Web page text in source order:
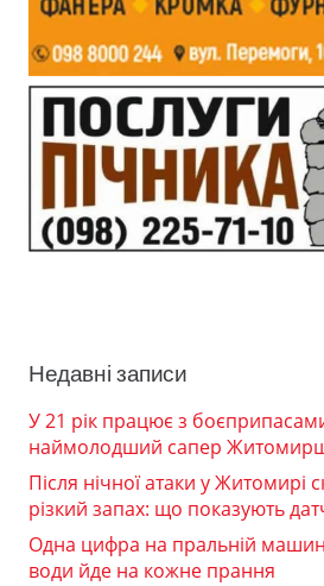
Недавні записи
У 21 рік працює з
наймолодший сапер
Після нічної атаки у Житомирі
різкий запах: що показують
Одна цифра на пральній
води йде на кожне прання